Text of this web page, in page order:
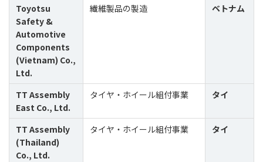
Toyotsu
Safety &
Automotive
Components
(Vietnam) Co.,
Ltd.
繊維製品の製造 ベトナム
TT Assembly
East Co., Ltd.
タイヤ・ホイール組付事業 タイ
TT Assembly
(Thailand)
Co., Ltd.
タイヤ・ホイール組付事業 タイ